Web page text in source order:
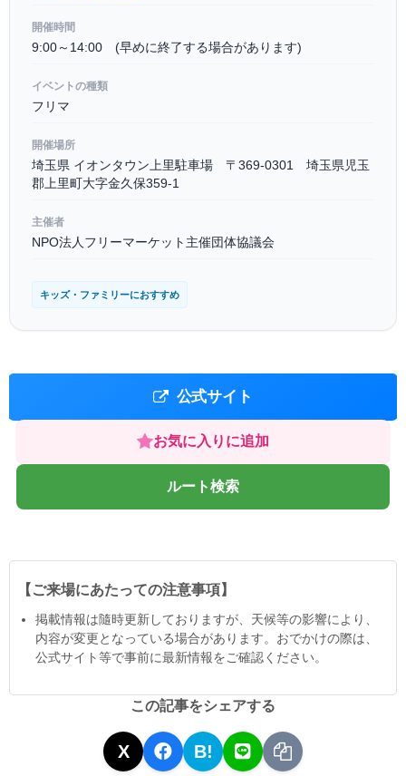
開催時間
9:00～14:00 (早めに終了する場合があります)
イベントの種類
フリマ
開催場所
埼玉県 イオンタウン上里駐車場 〒369-0301 埼玉県児玉
郡上里町大字金久保359-1
主催者
NPO法人フリーマーケット主催団体協議会
キッズ・ファミリーにおすすめ
公式サイト
お気に入りに追加
ルート検索
【ご来場にあたっての注意事項】
掲載情報は隨時更新しておりますが、天候等の影響により、
内容が変更となっている場合があります。おでかけの際は、
公式サイト等で事前に最新情報をご確認ください。
この記事をシェアする
X B!